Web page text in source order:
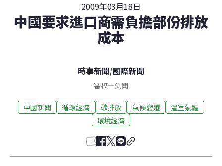
2009年03月18日
中國要求進口商需負擔部份排放
成本
時事新聞/國際新聞
審校—莫聞
中國新聞 循環經濟 碳排放 氣候變遷
溫室氣體
環境經濟